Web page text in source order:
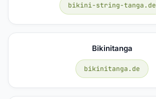
bikini-string-tanga.de
Bikinitanga
bikinitanga.de